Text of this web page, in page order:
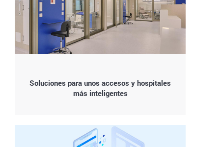
Soluciones para unos accesos y hospitales
más inteligentes